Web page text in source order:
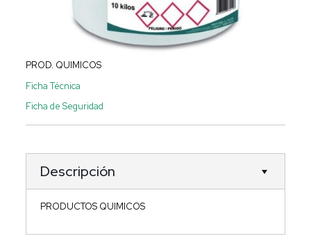
PROD. QUIMICOS
Ficha Técnica
Ficha de Seguridad
Descripción
PRODUCTOS QUIMICOS